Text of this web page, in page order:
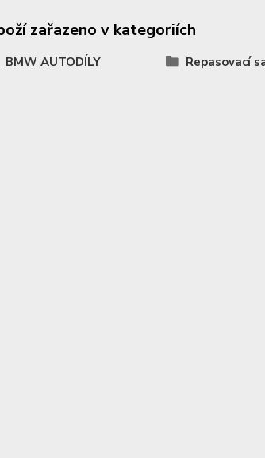
zařazeno v kategoriích
BMW AUTODÍLY Repasovací